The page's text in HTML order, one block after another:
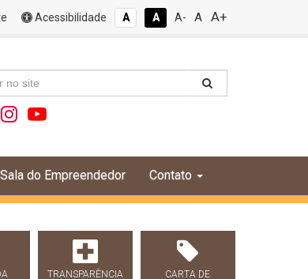
Acessibilidade A A A- A A+
Sala do Empreendedor Contato
TRANSPARÊNCIA
CARTA DE